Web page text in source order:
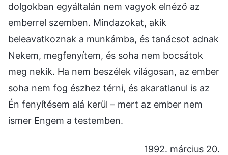
dolgokban egyáltalán nem vagyok elnéző az
emberrel szemben. Mindazokat, akik
beleavatkoznak a munkámba, és tanácsot adnak
Nekem, megfenyítem, és soha nem bocsátok
meg nekik. Ha nem beszélek világosan, az ember
soha nem fog észhez térni, és akaratlanul is az
Én fenyítésem alá kerül – mert az ember nem
ismer Engem a testemben.
1992. március 20.